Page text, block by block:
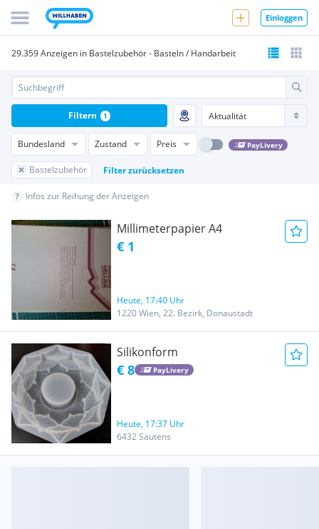
Einloggen
29.359 Anzeigen in Bastelzubehör - Basteln / Handarbeit
Bundesland Zustand Preis PayLivery
Bastelzubehör Filter zurücksetzen
Filtern 1
Infos zur Reihung der Anzeigen
Millimeterpapier A4
€ 1
Heute, 17:40 Uhr
1220 Wien, 22. Bezirk, Donaustadt
Silikonform
€ 8 PayLivery
Heute, 17:37 Uhr
6432 Sautens